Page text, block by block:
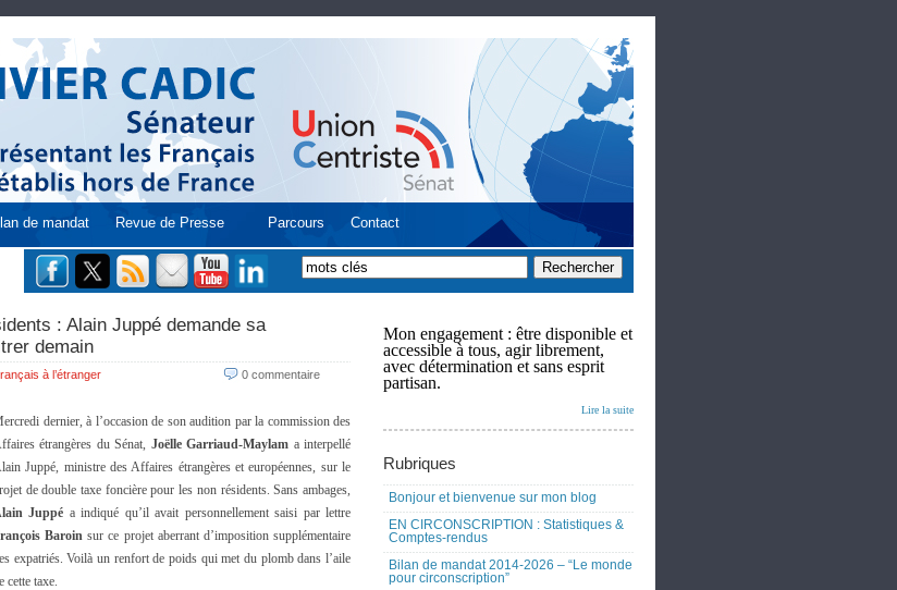
de mandat Revue de Presse Parcours Contact
: Alain Juppé demande sa
demain
à l’étranger 0 commentaire
dernier, à l’occasion de son audition par la commission des
étrangères du Sénat, Joëlle Garriaud-Maylam a interpellé
Juppé, ministre des Affaires étrangères et européennes, sur le
de double taxe foncière pour les non résidents. Sans ambages,
Juppé a indiqué qu’il avait personnellement saisi par lettre
Baroin sur ce projet aberrant d’imposition supplémentaire
expatriés. Voilà un renfort de poids qui met du plomb dans l’aile
cette taxe.
Mon engagement : être disponible et
accessible à tous, agir librement,
avec détermination et sans esprit
partisan.
Lire la suite
Rubriques
Bonjour et bienvenue sur mon blog
EN CIRCONSCRIPTION : Statistiques &
Comptes-rendus
Bilan de mandat 2014-2026 – “Le monde
pour circonscription”